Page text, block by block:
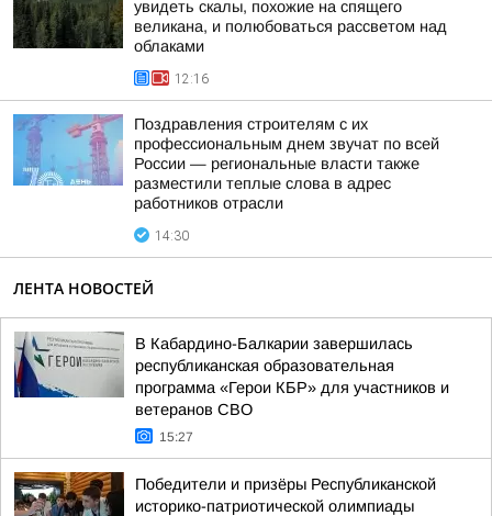
увидеть скалы, похожие на спящего
великана, и полюбоваться рассветом над
облаками
12:16
Поздравления строителям с их
профессиональным днем звучат по всей
России — региональные власти также
разместили теплые слова в адрес
работников отрасли
14:30
ЛЕНТА НОВОСТЕЙ
В Кабардино-Балкарии завершилась
республиканская образовательная
программа «Герои КБР» для участников и
ветеранов СВО
15:27
Победители и призёры Республиканской
историко-патриотической олимпиады